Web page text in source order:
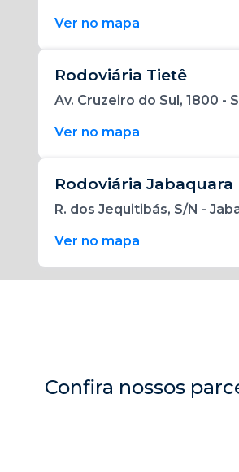
Ver no mapa
Rodoviária Tietê
Av. Cruzeiro do Sul, 1800 -
Ver no mapa
Rodoviária Jabaquara
R. dos Jequitibás, S/N -
Ver no mapa
Confira nossos